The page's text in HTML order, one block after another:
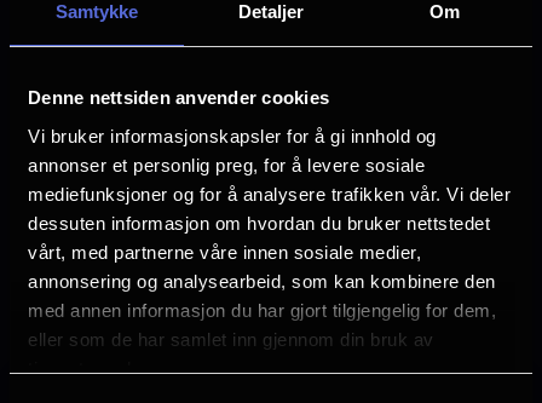
Samtykke Detaljer Om
Denne nettsiden anvender cookies
Vi bruker informasjonskapsler for å gi innhold og
annonser et personlig preg, for å levere sosiale
mediefunksjoner og for å analysere trafikken vår. Vi deler
dessuten informasjon om hvordan du bruker nettstedet
vårt, med partnerne våre innen sosiale medier,
annonsering og analysearbeid, som kan kombinere den
med annen informasjon du har gjort tilgjengelig for dem,
eller som de har samlet inn gjennom din bruk av
tjenestene deres.
Se galleri